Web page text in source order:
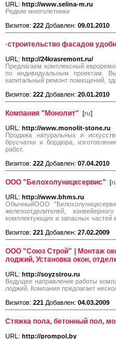
URL: http://www.selina-m.ru
Редкие многолетники
Визитов: 222 Добавлен: 09.01.2010
·строительство фасадов
URL: http://24krasremont.ru/
Предлагаем комплексный
по индивидуальным проектам.
капитальный ремонт помещений,
Визитов: 222 Добавлен: 20.01.2010
Компания "Монолит" [ru]
URL: http://www.monolit-stone.ru
Продажа натуральных и
брусчатки и бордюра,
работ.
Визитов: 222 Добавлен: 07.04.2010
ООО "Белохолуницксервис" [
URL: http://www.bhms.ru
ОбычныйООО
железоотделителей,
комплектующих и запасных частей
Визитов: 221 Добавлен: 27.02.2009
ООО "Союз Строй" | Монтаж
лоджий, Установка окон,
URL: http://soyzstrou.ru
Ведущее направление работы
лоджий. Компания предлагает
Визитов: 221 Добавлен: 04.03.2009
Стяжка пола, бетонный пол,
URL: http://prompol.by